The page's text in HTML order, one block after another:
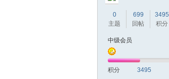
0
主题
699
回帖
3495
积分
中级会员
积分 3495